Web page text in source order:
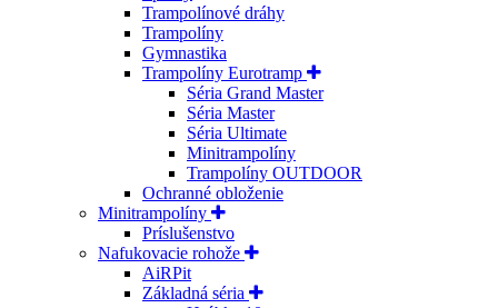
Trampolínové dráhy
Trampolíny
Gymnastika
Trampolíny Eurotramp
Séria Grand Master
Séria Master
Séria Ultimate
Minitrampolíny
Trampolíny OUTDOOR
Ochranné obloženie
Minitrampolíny
Príslušenstvo
Nafukovacie rohože
AiRPit
Základná séria